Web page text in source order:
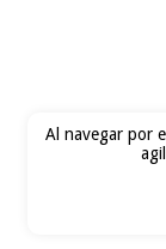
Al navegar por